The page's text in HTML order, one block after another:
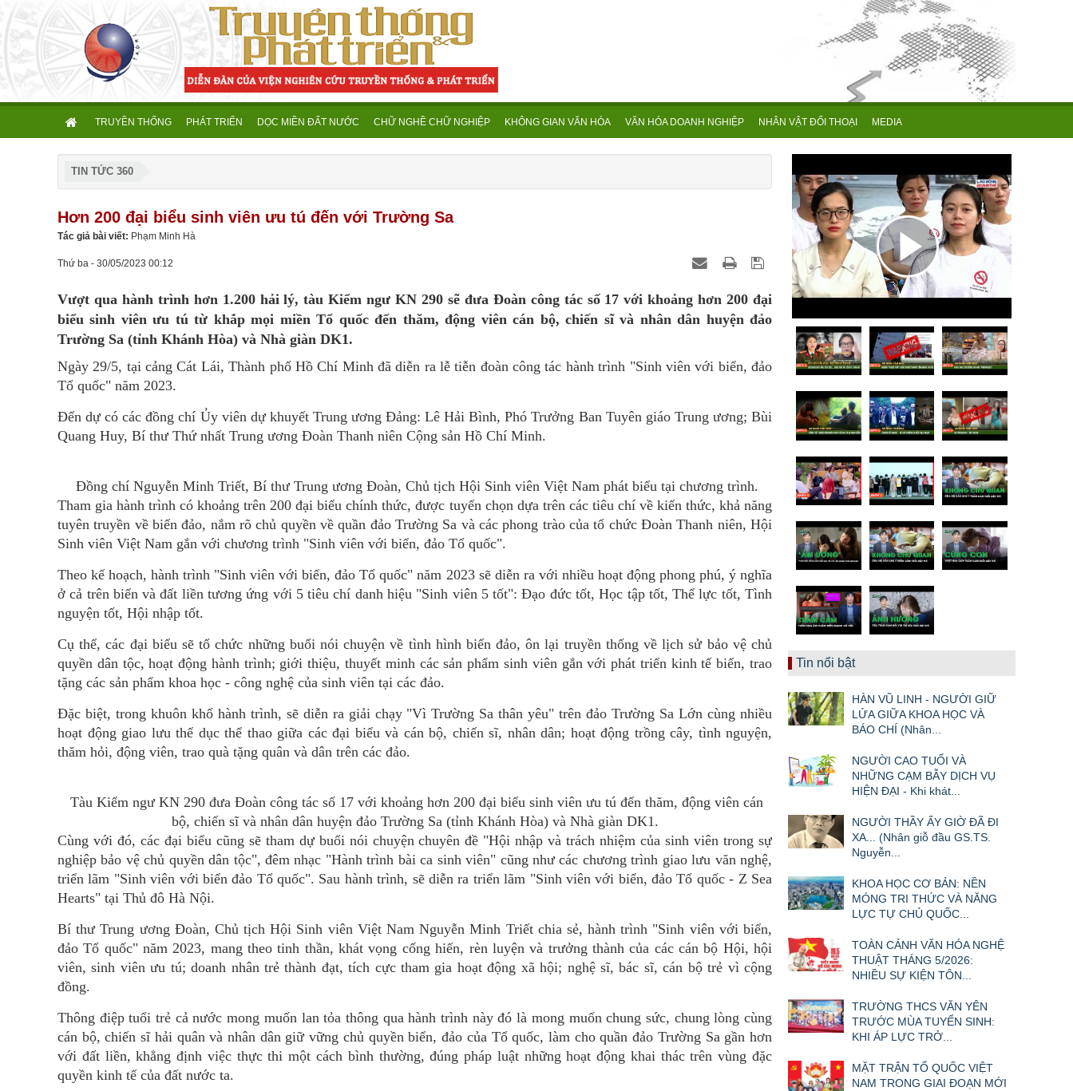
TRUYỀN THỐNG PHÁT TRIỂN DỌC MIỀN ĐẤT NƯỚC CHỮ NGHỀ CHỮ NGHIỆP KHÔNG GIAN VĂN HÓA VĂN HÓA DOANH NGHIỆP NHÂN VẬT ĐỐI THOẠI MEDIA
TIN TỨC 360
Hơn 200 đại biểu sinh viên ưu tú đến với Trường Sa
Tác giả bài viết: Phạm Minh Hà
Thứ ba - 30/05/2023 00:12
Vượt qua hành trình hơn 1.200 hải lý, tàu Kiểm ngư KN 290 sẽ đưa Đoàn công tác số 17 với khoảng hơn 200 đại
biểu sinh viên ưu tú từ khắp mọi miền Tổ quốc đến thăm, động viên cán bộ, chiến sĩ và nhân dân huyện đảo
Trường Sa (tỉnh Khánh Hòa) và Nhà giàn DK1.
Ngày 29/5, tại cảng Cát Lái, Thành phố Hồ Chí Minh đã diễn ra lễ tiễn đoàn công tác hành trình "Sinh viên với biển, đảo
Tổ quốc" năm 2023.
Đến dự có các đồng chí Ủy viên dự khuyết Trung ương Đảng: Lê Hải Bình, Phó Trưởng Ban Tuyên giáo Trung ương; Bùi
Quang Huy, Bí thư Thứ nhất Trung ương Đoàn Thanh niên Cộng sản Hồ Chí Minh.
Đồng chí Nguyễn Minh Triết, Bí thư Trung ương Đoàn, Chủ tịch Hội Sinh viên Việt Nam phát biểu tại chương trình.
Tham gia hành trình có khoảng trên 200 đại biểu chính thức, được tuyển chọn dựa trên các tiêu chí về kiến thức, khả năng
tuyên truyền về biển đảo, nắm rõ chủ quyền về quần đảo Trường Sa và các phong trào của tổ chức Đoàn Thanh niên, Hội
Sinh viên Việt Nam gắn với chương trình "Sinh viên với biển, đảo Tổ quốc".
Theo kế hoạch, hành trình "Sinh viên với biển, đảo Tổ quốc" năm 2023 sẽ diễn ra với nhiều hoạt động phong phú, ý nghĩa
ở cả trên biển và đất liền tương ứng với 5 tiêu chí danh hiệu "Sinh viên 5 tốt": Đạo đức tốt, Học tập tốt, Thể lực tốt, Tình
nguyện tốt, Hội nhập tốt.
Cụ thể, các đại biểu sẽ tổ chức những buổi nói chuyện về tình hình biển đảo, ôn lại truyền thống về lịch sử bảo vệ chủ
quyền dân tộc, hoạt động hành trình; giới thiệu, thuyết minh các sản phẩm sinh viên gắn với phát triển kinh tế biển, trao
tặng các sản phẩm khoa học - công nghệ của sinh viên tại các đảo.
Đặc biệt, trong khuôn khổ hành trình, sẽ diễn ra giải chạy "Vì Trường Sa thân yêu" trên đảo Trường Sa Lớn cùng nhiều
hoạt động giao lưu thể dục thể thao giữa các đại biểu và cán bộ, chiến sĩ, nhân dân; hoạt động trồng cây, tình nguyện,
thăm hỏi, động viên, trao quà tặng quân và dân trên các đảo.
Tàu Kiểm ngư KN 290 đưa Đoàn công tác số 17 với khoảng hơn 200 đại biểu sinh viên ưu tú đến thăm, động viên cán
bộ, chiến sĩ và nhân dân huyện đảo Trường Sa (tỉnh Khánh Hòa) và Nhà giàn DK1.
Cùng với đó, các đại biểu cũng sẽ tham dự buổi nói chuyện chuyên đề "Hội nhập và trách nhiệm của sinh viên trong sự
nghiệp bảo vệ chủ quyền dân tộc", đêm nhạc "Hành trình bài ca sinh viên" cũng như các chương trình giao lưu văn nghệ,
triển lãm "Sinh viên với biển đảo Tổ quốc". Sau hành trình, sẽ diễn ra triển lãm "Sinh viên với biển, đảo Tổ quốc - Z Sea
Hearts" tại Thủ đô Hà Nội.
Bí thư Trung ương Đoàn, Chủ tịch Hội Sinh viên Việt Nam Nguyễn Minh Triết chia sẻ, hành trình "Sinh viên với biển,
đảo Tổ quốc" năm 2023, mang theo tinh thần, khát vọng cống hiến, rèn luyện và trưởng thành của các cán bộ Hội, hội
viên, sinh viên ưu tú; doanh nhân trẻ thành đạt, tích cực tham gia hoạt động xã hội; nghệ sĩ, bác sĩ, cán bộ trẻ vì cộng
đồng.
Thông điệp tuổi trẻ cả nước mong muốn lan tỏa thông qua hành trình này đó là mong muốn chung sức, chung lòng cùng
cán bộ, chiến sĩ hải quân và nhân dân giữ vững chủ quyền biển, đảo của Tổ quốc, làm cho quần đảo Trường Sa gần hơn
với đất liền, khẳng định việc thực thi một cách bình thường, đúng pháp luật những hoạt động khai thác trên vùng đặc
quyền kinh tế của đất nước ta.
Tin nổi bật
HÀN VŨ LINH - NGƯỜI GIỮ
LỬA GIỮA KHOA HỌC VÀ
BÁO CHÍ (Nhân...
NGƯỜI CAO TUỔI VÀ
NHỮNG CẠM BẪY DỊCH VỤ
HIỆN ĐẠI - Khi khát...
NGƯỜI THẦY ẤY GIỜ ĐÃ ĐI
XA... (Nhân giỗ đầu GS.TS.
Nguyễn...
KHOA HỌC CƠ BẢN: NỀN
MÓNG TRI THỨC VÀ NĂNG
LỰC TỰ CHỦ QUỐC...
TOÀN CẢNH VĂN HÓA NGHỆ
THUẬT THÁNG 5/2026:
NHIỀU SỰ KIỆN TÔN...
TRƯỜNG THCS VĂN YÊN
TRƯỚC MÙA TUYỂN SINH:
KHI ÁP LỰC TRỞ...
MẶT TRẬN TỔ QUỐC VIỆT
NAM TRONG GIAI ĐOẠN MỚI